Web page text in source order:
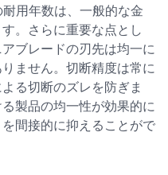
用年数は、一般的な金
。さらに重要な点とし
ブレードの刃先は均一に
ません。切断精度は常に
る切断のズレを防ぎま
製品の均一性が効果的に
間接的に抑えることがで